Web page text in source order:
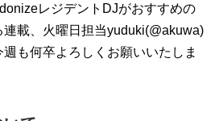
レジデントDJがおすすめの
載、火曜日担当yuduki(@akuwa)
も何卒よろしくお願いいたしま